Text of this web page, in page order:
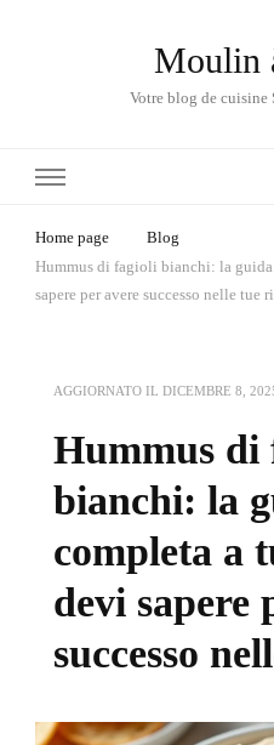
Moulin
Votre blog de cuisine
Home page
Blog
Hummus di fagioli bianchi: la
sapere per avere successo nelle tue
AGGIORNATO IL DICEMBRE 8,
Hummus di
bianchi: la
completa a
devi sapere
successo